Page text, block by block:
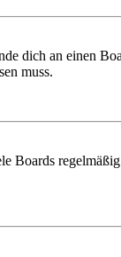
dich an einen
muss.
Boards